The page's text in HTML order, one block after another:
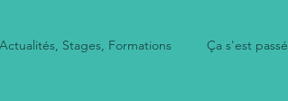
Actualités, Stages, Formations Ça s'est passé